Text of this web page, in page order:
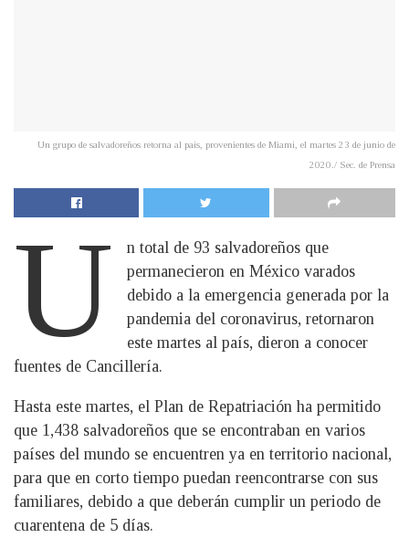
Un grupo de salvadoreños retorna al país, provenientes de Miami, el martes 23 de junio de
2020./ Sec. de Prensa
U
n total de 93 salvadoreños que
permanecieron en México varados
debido a la emergencia generada por la
pandemia del coronavirus, retornaron
este martes al país, dieron a conocer
fuentes de Cancillería.
Hasta este martes, el Plan de Repatriación ha permitido
que 1,438 salvadoreños que se encontraban en varios
países del mundo se encuentren ya en territorio nacional,
para que en corto tiempo puedan reencontrarse con sus
familiares, debido a que deberán cumplir un periodo de
cuarentena de 5 días.